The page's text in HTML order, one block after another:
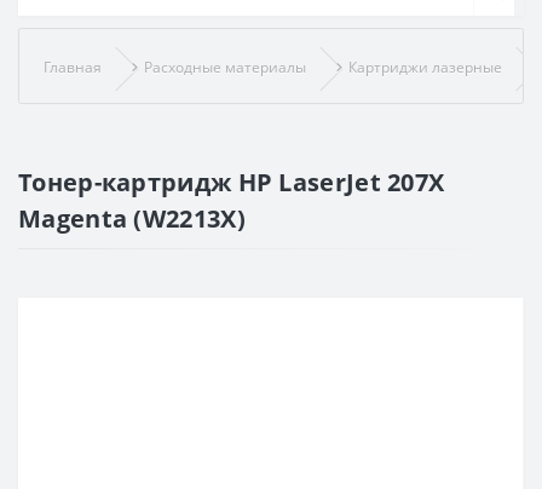
Главная Расходные материалы Картриджи лазерные
Тонер-картридж HP LaserJet 207X
Magenta (W2213X)